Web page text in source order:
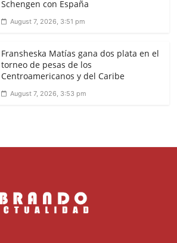
Schengen con España
August 7, 2026, 3:51 pm
Fransheska Matías gana dos plata en el
torneo de pesas de los
Centroamericanos y del Caribe
August 7, 2026, 3:53 pm